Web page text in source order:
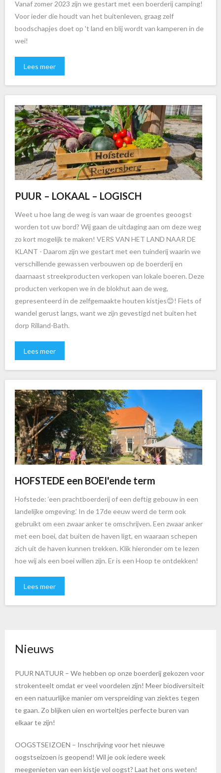
Vanaf zomer 2023 zijn we gestart met een boerderij camping!
Voor ieder die houdt van het buitenleven, graag zelf
boodschapjes doet op 't land en blij wordt van kamperen in de
wei!
Lees meer
PUUR – LOKAAL – LOGISCH
Weet u hoe lang de weg is van waar de groentes geoogst
worden tot uw bord? Wij gaan de uitdaging aan om deze weg
zo kort mogelijk te maken! VERS VAN HET LAND NAAR DE
KLANT - Daarom zijn we gestart met een tuinderij waarin we
verschillende gewassen verbouwen op de boerderij en
daarnaast streekproducten verkopen van lokale boeren. Deze
producten verkopen we in de blokhut aan de weg,
gepresenteerd in de zelfgemaakte houten kistjes😊! Fiets of
wandel gerust langs, want we zijn gevestigd net buiten het
dorp Rilland-Bath.
Lees meer
HOFSTEDE een BOEI'ende term
Hofstede: ‘een prachtboerderij of een deftig gebouw in een
landelijke omgeving.’ In de 17de eeuw werd de term ook
gebruikt om een zwaar anker te omschrijven. Een zwaar anker
met een boei, dat buiten de haven ligt, en waaraan schepen
zich uit de haven kunnen trekken. Klik hieronder om te lezen
hoe wij als een boei willen zijn. Er is een Hoop te ontdekken!
Lees meer
Nieuws
PUUR NATUUR – We hebben op onze boerderij gekozen voor
strokenteelt omdat er veel voordelen zijn! Meer biodiversiteit
en een natuurlijke manier om verspreiding van ziektes tegen
te gaan. Zo blijken uien en worteltjes perfecte buren van
elkaar te zijn!
OOGSTSEIZOEN – Inschrijving voor het nieuwe
oogstseizoen is geopend! Wil je ook iedere week
meegenieten van een kistje vol oogst? Laat het ons weten!